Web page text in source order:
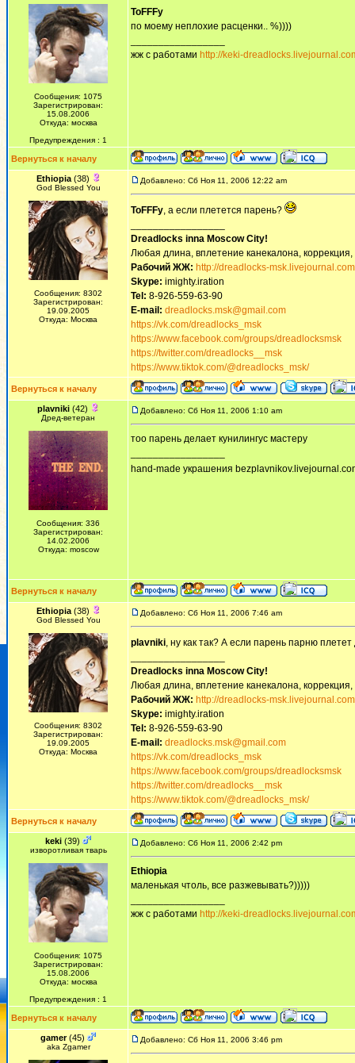
Сообщения: 1075
Зарегистрирован:
15.08.2006
Откуда: москва
Предупреждения : 1
ToFFFy
по моему неплохие расценки.. %))))
жж с работами http://keki-
Вернуться к началу
Ethiopia(38)
God Blessed You
Сообщения: 8302
Зарегистрирован:
19.09.2005
Откуда: Москва
Добавлено: Сб Ноя 11, 2006 12:22 am
ToFFFy, а если плетется парень?
Dreadlocks inna Moscow Сity!
Любая длина, вплетение канекалона,
Рабочий ЖЖ: http://dreadlocks-
Skype: imighty.iration
Tel: 8-926-559-63-90
E-mail: dreadlocks.msk@gmail.com
https://vk.com/dreadlocks_msk
https://www.facebook.com/groups/dreadlocksmsk
https://twitter.com/dreadlocks__msk
https://www.tiktok.com/@dreadlocks_msk/
Вернуться к началу
plavniki (42)
Дред-ветеран
Сообщения: 336
Зарегистрирован:
14.02.2006
Откуда: moscow
Добавлено: Сб Ноя 11, 2006 1:10 am
тоо парень делает кунилингус мастеру
hand-made украшения
Вернуться к началу
Ethiopia(38)
God Blessed You
Сообщения: 8302
Зарегистрирован:
19.09.2005
Откуда: Москва
Добавлено: Сб Ноя 11, 2006 7:46 am
plavniki, ну как так? А если парень парню
Dreadlocks inna Moscow Сity!
Любая длина, вплетение канекалона,
Рабочий ЖЖ: http://dreadlocks-
Skype: imighty.iration
Tel: 8-926-559-63-90
E-mail: dreadlocks.msk@gmail.com
https://vk.com/dreadlocks_msk
https://www.facebook.com/groups/dreadlocksmsk
https://twitter.com/dreadlocks__msk
https://www.tiktok.com/@dreadlocks_msk/
Вернуться к началу
keki (39)
изворотливая тварь
Сообщения: 1075
Зарегистрирован:
15.08.2006
Откуда: москва
Предупреждения : 1
Добавлено: Сб Ноя 11, 2006 2:42 pm
Ethiopia
маленькая чтоль, все разжевывать?)))))
жж с работами http://keki-
Вернуться к началу
gamer(45)
aka Zgamer
Добавлено: Сб Ноя 11, 2006 3:46 pm